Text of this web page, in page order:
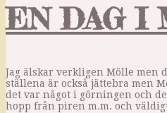
EN DAG I
Jag älskar verkligen Mölle men
ställena är också jättebra men
det var något i görningen och
hopp från piren m.m. och